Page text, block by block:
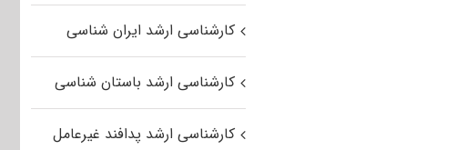
کارشناسی ارشد ایران شناسی
کارشناسی ارشد باستان شناسی
کارشناسی ارشد پدافند غیرعامل